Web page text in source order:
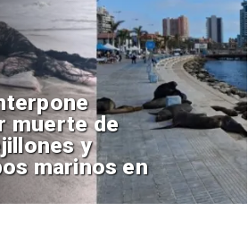
muerte de
y
marinos en